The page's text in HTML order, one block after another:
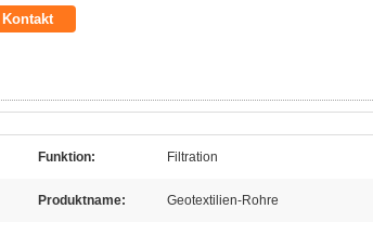
Kontakt
Funktion: Filtration
Produktname: Geotextilien-Rohre